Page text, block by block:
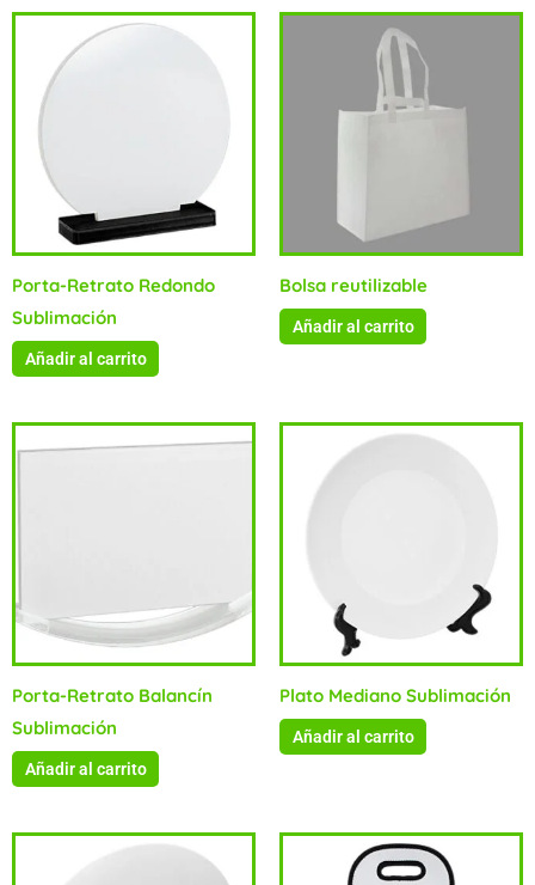
Porta-Retrato Redondo
Sublimación
Añadir al carrito
Bolsa reutilizable
Añadir al carrito
Porta-Retrato Balancín
Sublimación
Añadir al carrito
Plato Mediano Sublimación
Añadir al carrito